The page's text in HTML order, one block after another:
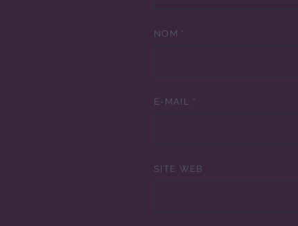
NOM *
E-MAIL *
SITE WEB